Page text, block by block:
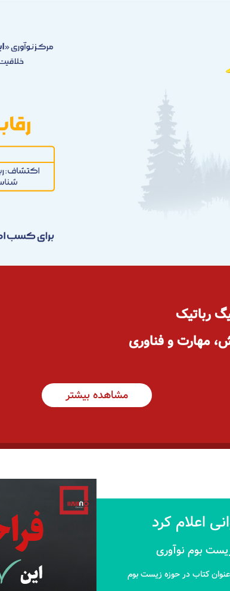
رباتیک
مهارت و فناوری
مشاهده بیشتر
اعلام کرد
مرکز نوآوری معادن و صنایع معدنی ایران (ایمینو) از ترجمه 2 عنوان کتاب در حوزه زیست بوم